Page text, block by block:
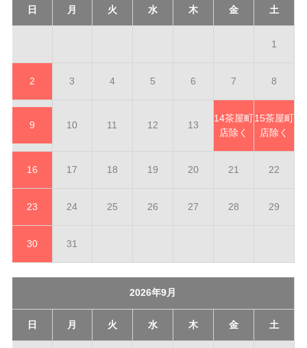
日 月 火 水 木 金 土
1
2 3 4 5 6 7 8
9 10 11 12 13
14茶屋町
店除く
15茶屋町
店除く
16 17 18 19 20 21 22
23 24 25 26 27 28 29
30 31
2026年9月
日 月 火 水 木 金 土